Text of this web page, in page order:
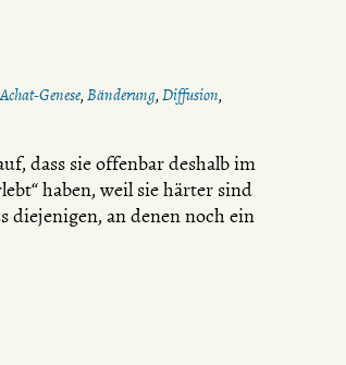
Achat-Genese,Bänderung,Diffusion,
dass sie offenbar deshalb im
haben, weil sie härter sind
diejenigen, an denen noch ein